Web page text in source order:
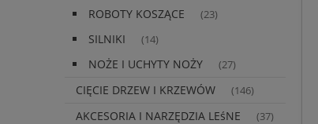
ROBOTY KOSZĄCE (23)
SILNIKI (14)
NOŻE I UCHYTY NOŻY (27)
CIĘCIE DRZEW I KRZEWÓW (146)
AKCESORIA I NARZĘDZIA LEśNE (37)